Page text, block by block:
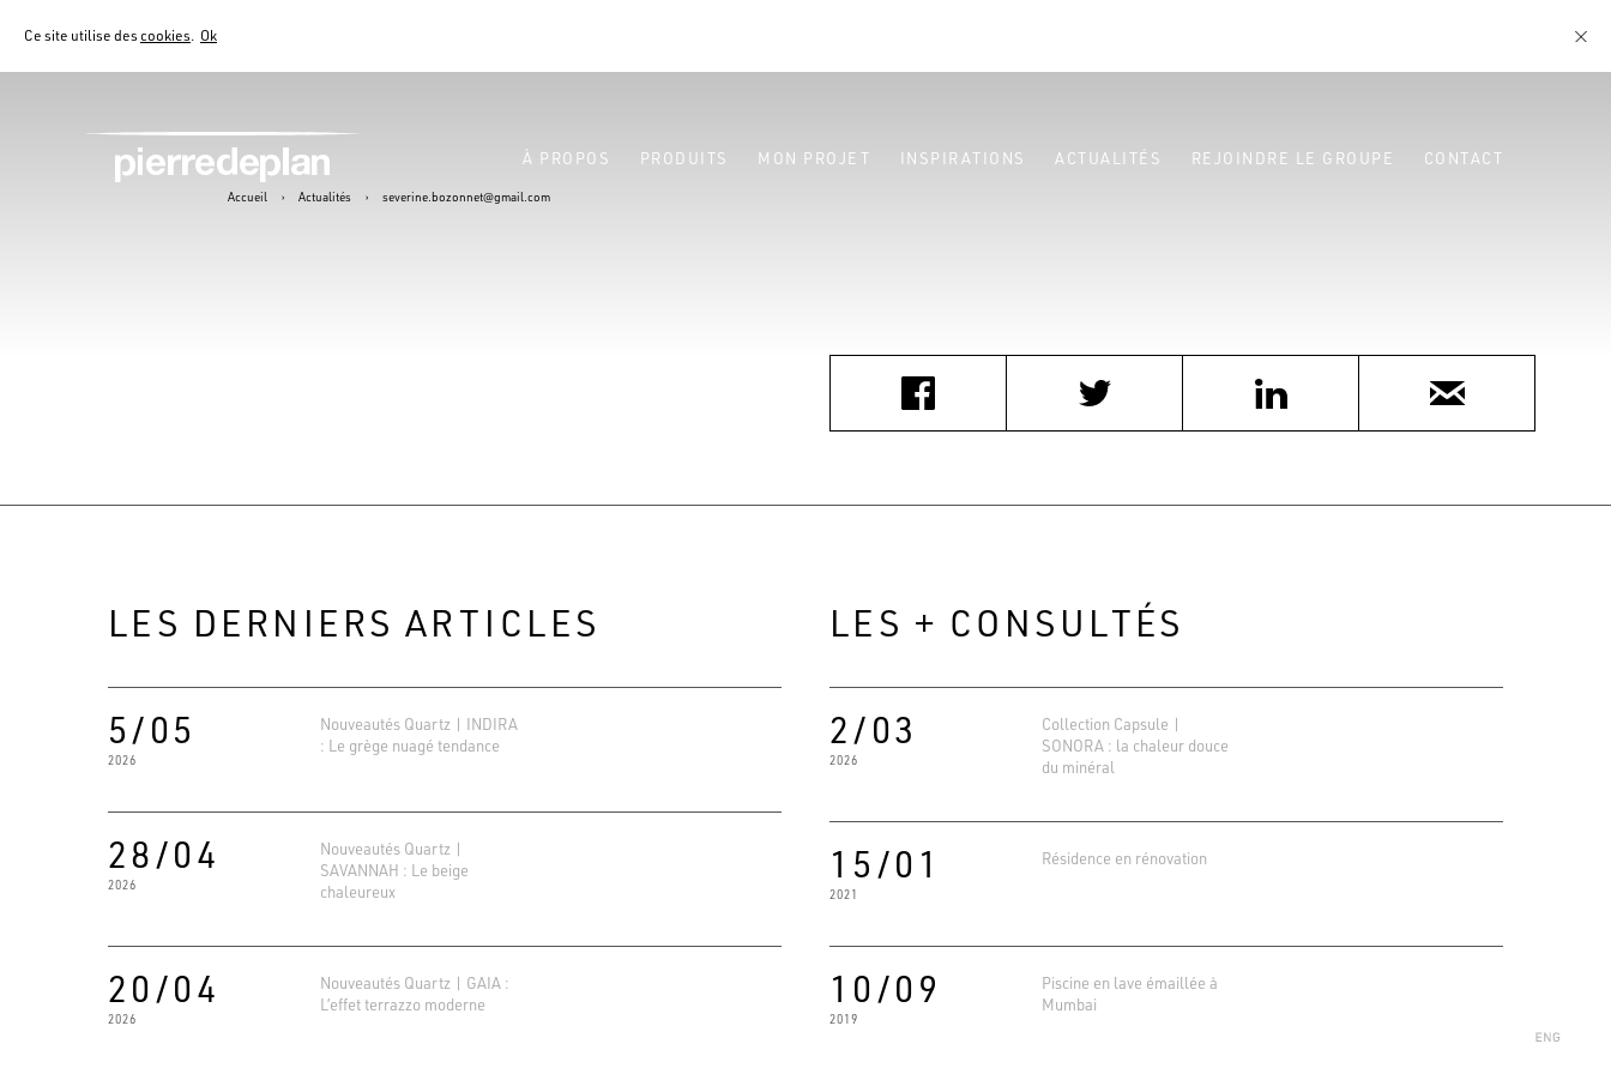
Ce site utilise descookies. Ok
À PROPOS PRODUITS MON PROJET INSPIRATIONS ACTUALITÉS REJOINDRE LE GROUPE CONTACT
Accueil › Actualités › severine.bozonnet@gmail.com
LES DERNIERS ARTICLES
5/05
2026
Nouveautés Quartz | INDIRA
: Le grège nuagé tendance
28/04
2026
Nouveautés Quartz |
SAVANNAH : Le beige
chaleureux
20/04
2026
Nouveautés Quartz | GAIA :
L’effet terrazzo moderne
LES + CONSULTÉS
2/03
2026
Collection Capsule |
SONORA : la chaleur douce
du minéral
15/01
2021
Résidence en rénovation
10/09
2019
Piscine en lave émaillée à
Mumbai